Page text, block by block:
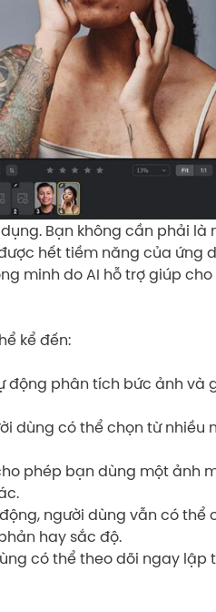
Bạn không cần phải
hết tiềm năng của ứng
minh do AI hỗ trợ giúp
kể đến:
động phân tích bức ảnh và
dùng có thể chọn từ nhiều
phép bạn dùng một ảnh
người dùng vẫn có thể
hay sắc độ.
có thể theo dõi ngay